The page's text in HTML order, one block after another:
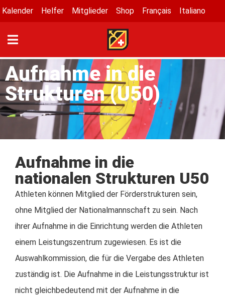
Kalender Helfer Mitglieder Shop Français Italiano
Aufnahme in die
Strukturen (U50)
Aufnahme in die
nationalen Strukturen U50
Athleten können Mitglied der Förderstrukturen sein,
ohne Mitglied der Nationalmannschaft zu sein. Nach
ihrer Aufnahme in die Einrichtung werden die Athleten
einem Leistungszentrum zugewiesen. Es ist die
Auswahlkommission, die für die Vergabe des Athleten
zuständig ist. Die Aufnahme in die Leistungsstruktur ist
nicht gleichbedeutend mit der Aufnahme in die